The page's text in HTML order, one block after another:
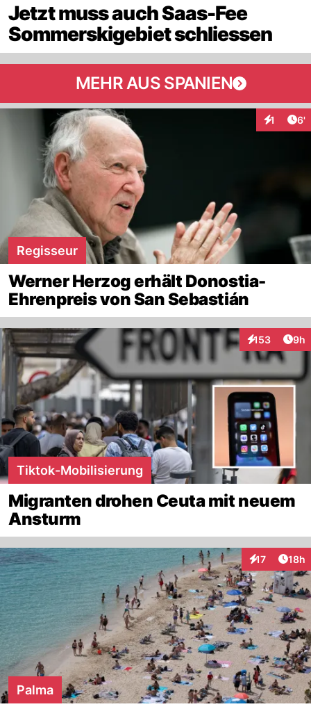
Jetzt muss auch Saas-Fee
Sommerskigebiet schliessen
MEHR AUS SPANIEN
1 6'
Regisseur
Werner Herzog erhält Donostia-
Ehrenpreis von San Sebastián
153
Interaktionen
9h
Tiktok-Mobilisierung
Migranten drohen Ceuta mit neuem
Ansturm
17
Interaktionen
18h
Palma